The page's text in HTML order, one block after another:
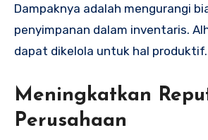
Dampaknya adalah mengurangi
penyimpanan dalam inventaris.
dapat dikelola untuk hal produktif.
Meningkatkan
Perusahaan